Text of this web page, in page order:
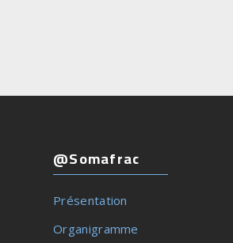
@Somafrac
Présentation
Organigramme